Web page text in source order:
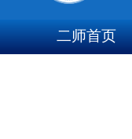
二师首页